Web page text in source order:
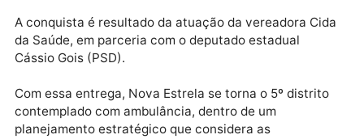
cinco ambulâncias para atender diferentes distritos
Rondônia. Somente a unidade entregue em Nova
Estrela representa um investimento de R$
A conquista é resultado da atuação da vereadora